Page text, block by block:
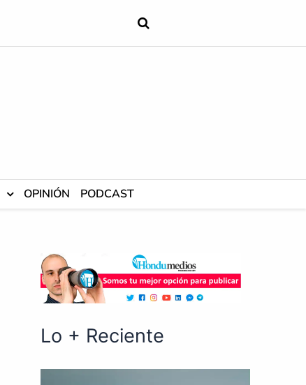
OPINIÓN PODCAST
Lo + Reciente